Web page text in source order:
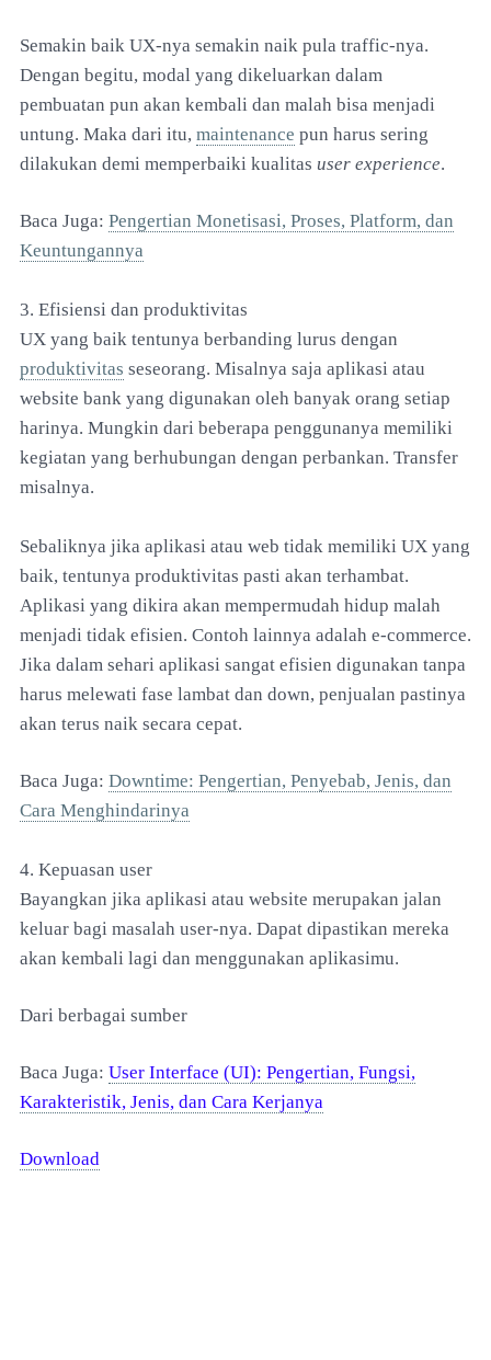
Semakin baik UX-nya semakin naik pula traffic-nya.
Dengan begitu, modal yang dikeluarkan dalam
pembuatan pun akan kembali dan malah bisa menjadi
untung. Maka dari itu, maintenance pun harus sering
dilakukan demi memperbaiki kualitas user experience.
Baca Juga: Pengertian Monetisasi, Proses, Platform, dan
Keuntungannya
3. Efisiensi dan produktivitas
UX yang baik tentunya berbanding lurus dengan
produktivitas seseorang. Misalnya saja aplikasi atau
website bank yang digunakan oleh banyak orang setiap
harinya. Mungkin dari beberapa penggunanya memiliki
kegiatan yang berhubungan dengan perbankan. Transfer
misalnya.
Sebaliknya jika aplikasi atau web tidak memiliki UX yang
baik, tentunya produktivitas pasti akan terhambat.
Aplikasi yang dikira akan mempermudah hidup malah
menjadi tidak efisien. Contoh lainnya adalah e-commerce.
Jika dalam sehari aplikasi sangat efisien digunakan tanpa
harus melewati fase lambat dan down, penjualan pastinya
akan terus naik secara cepat.
Baca Juga: Downtime: Pengertian, Penyebab, Jenis, dan
Cara Menghindarinya
4. Kepuasan user
Bayangkan jika aplikasi atau website merupakan jalan
keluar bagi masalah user-nya. Dapat dipastikan mereka
akan kembali lagi dan menggunakan aplikasimu.
Dari berbagai sumber
Baca Juga: User Interface (UI): Pengertian, Fungsi,
Karakteristik, Jenis, dan Cara Kerjanya
Download